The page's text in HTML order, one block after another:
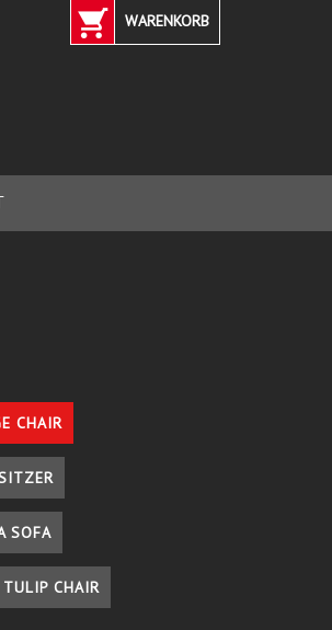
WARENKORB
CHAIR
SOFA
TULIP CHAIR